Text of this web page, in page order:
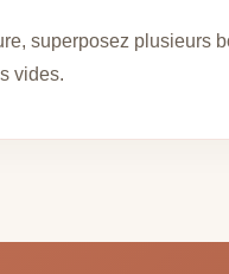
superposez plusieurs
vides.